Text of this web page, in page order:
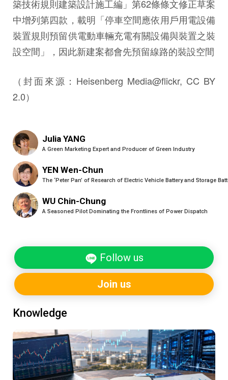
築技術規則建築設計施工編」第62條條文修正草案
中增列第四款，載明「停車空間應依用戶用電設備
裝置規則預留供電動車輛充電有關設備與裝置之裝
設空間」，因此新建案都會先預留線路的裝設空間
（封面來源：Heisenberg Media@flickr, CC BY
2.0）
Julia YANG
A Green Marketing Expert and Producer of Green Industry
YEN Wen-Chun
The ‘Peter Pan’ of Research of Electric Vehicle Battery and Storage
WU Chin-Chung
A Seasoned Pilot Dominating the Frontlines of Power Dispatch
Follow us
Join us
Knowledge